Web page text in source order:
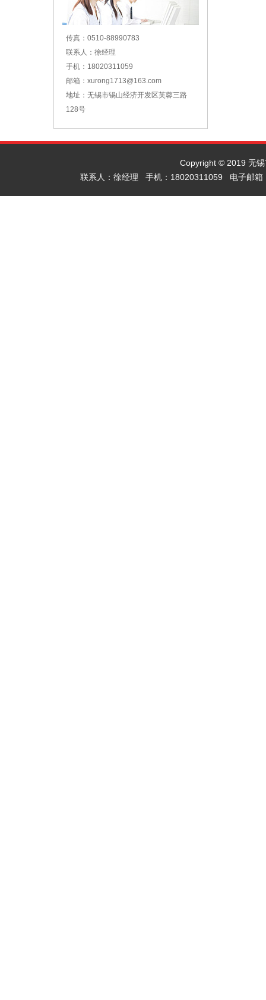
传真：0510-88990783
联系人：徐经理
手机：18020311059
邮箱：xurong1713@163.com
地址：无锡市锡山经济开发区芙蓉三路
128号
Copyright © 2019 无
联系人：徐经理 手机：18020311059 电子邮